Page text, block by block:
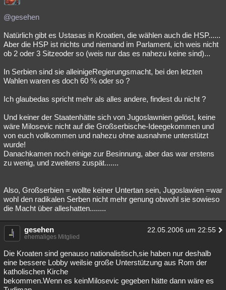
@gesehen
Natürlich gibt es Ustasas in Kroatien, die wählen auch die HSP......
Aber die HSP ist nichts und niemand im Parlament, ich weis nicht
ob 2 oder 3 Sitzeoder so (weis nur das es nahezu keine sind)...
In Serbien sind sie alleinigeRegierungsmacht, bei den letzten
Wahlen waren es doch 60 % oder so ?
Ich glaubedas spricht mehr als alles andere, findest du nicht ?
Und keiner der Staatenhätte sich von Jugoslawnien gelöst, keine
wäre Milosevic nicht auf die Großserbische-Ideegekommen und
von euch vollkommen und nahezu ohne ausnahme unterstützt
wurde!
Danachkamen noch einige zur Besinnung, aber das war erstens
zu wenig, und zweitens zuspät.......
Also, Großserbien = wollte keiner Untertan sein, Jugoslawien =war
wohl den radikalen Serben nicht mehr genung obwohl sie sowieso
die Macht über alleshatten........
gesehen 22.05.2006 um 22:55
ehemaliges Mitglied
Die Kroaten sind genauso nationalistisch,sie haben nur deshalb
eine bessere Lobby weilsie große Unterstützung aus Rom der
katholischen Kirche
bekommen.Wenn es keinMilosevic gegeben hätte dann wäre es